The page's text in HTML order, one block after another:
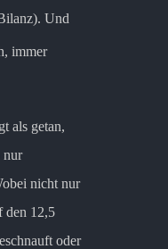
Und
immer
als getan,
nur
nicht nur
den 12,5
oder